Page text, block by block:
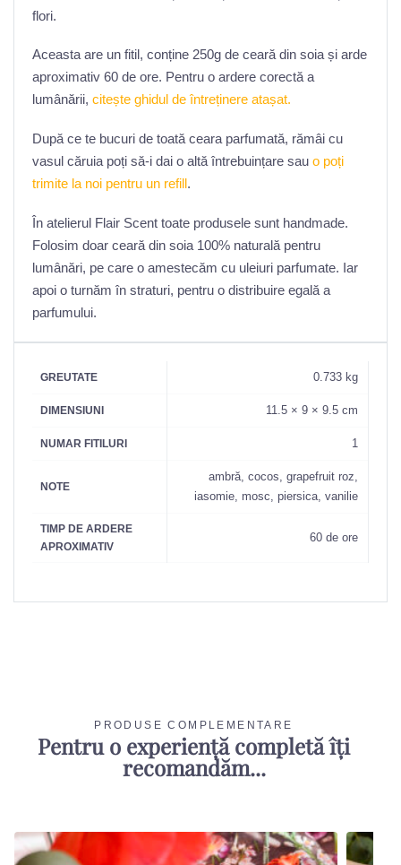
flori.
Aceasta are un fitil, conține 250g de ceară din soia și arde
aproximativ 60 de ore. Pentru o ardere corectă a
lumânării, citește ghidul de întreținere atașat.
După ce te bucuri de toată ceara parfumată, rămâi cu
vasul căruia poți să-i dai o altă întrebuințare sau o poți
trimite la noi pentru un refill.
În atelierul Flair Scent toate produsele sunt handmade.
Folosim doar ceară din soia 100% naturală pentru
lumânări, pe care o amestecăm cu uleiuri parfumate. Iar
apoi o turnăm în straturi, pentru o distribuire egală a
parfumului.
GREUTATE 0.733 kg
DIMENSIUNI 11.5 × 9 × 9.5 cm
NUMAR FITILURI 1
NOTE
ambră, cocos, grapefruit roz,
iasomie, mosc, piersica, vanilie
TIMP DE ARDERE
APROXIMATIV
60 de ore
PRODUSE COMPLEMENTARE
Pentru o experiență completă îți
recomandăm...